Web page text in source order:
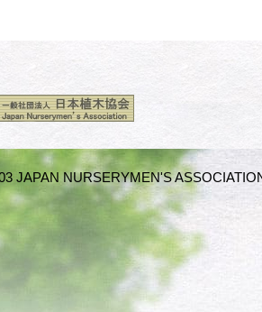
JAPAN NURSERYMEN'S